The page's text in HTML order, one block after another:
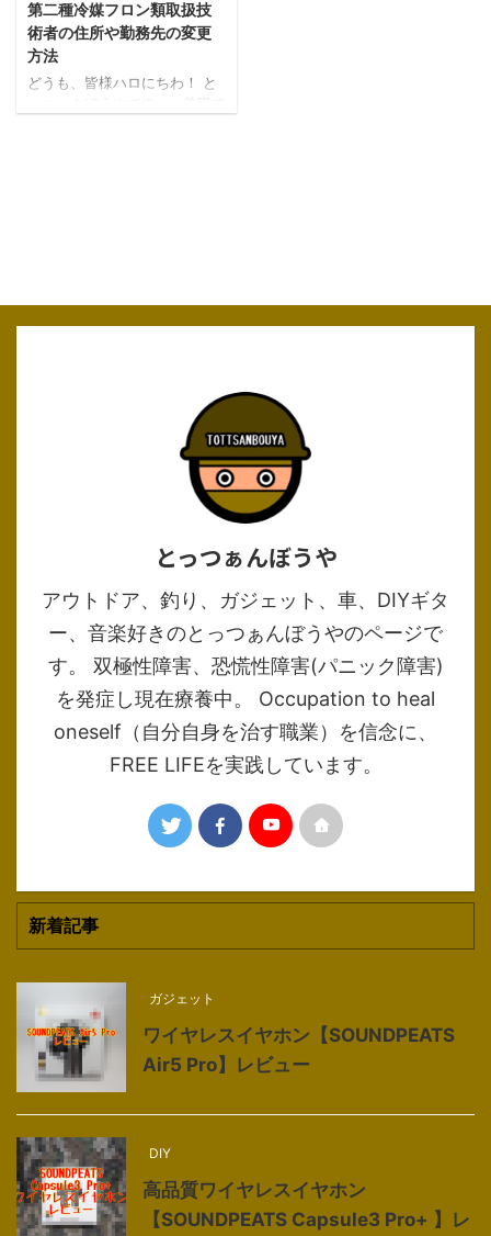
第二種冷媒フロン類取扱技
術者の住所や勤務先の変更
方法
どうも、皆様ハロにちわ！ と
と思います。 それでは早速見
ていきましょー！ 技術者登録
内容変更方法 まずは下記の
URLに飛んで下さい。登 ...
とっつぁんぼうや
アウトドア、釣り、ガジェット、車、DIYギタ
ー、音楽好きのとっつぁんぼうやのページで
す。 双極性障害、恐慌性障害(パニック障害)
を発症し現在療養中。 Occupation to heal
oneself（自分自身を治す職業）を信念に、
FREE LIFEを実践しています。
新着記事
ガジェット
ワイヤレスイヤホン【SOUNDPEATS
Air5 Pro】レビュー
DIY
高品質ワイヤレスイヤホン
【SOUNDPEATS Capsule3 Pro+ 】レ